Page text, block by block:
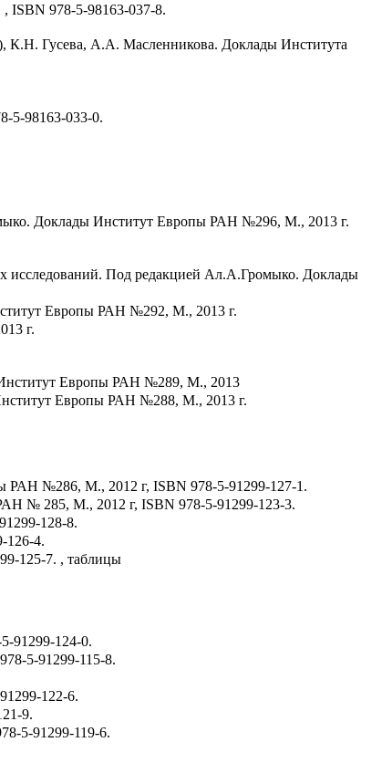
ISBN 978-5-98163-037-8.
К.Н. Гусева, А.А. Масленникова. Доклады Института
5-98163-033-0.
Доклады Институт Европы РАН №296, М., 2013 г.
исследований. Под редакцией Ал.А.Громыко. Доклады
Европы РАН №292, М., 2013 г.
г.
Институт Европы РАН №289, М., 2013
Европы РАН №288, М., 2013 г.
РАН №286, М., 2012 г, ISBN 978-5-91299-127-1.
№ 285, М., 2012 г, ISBN 978-5-91299-123-3.
128-8.
126-4.
125-7. , таблицы
91299-124-0.
5-91299-115-8.
122-6.
9.
5-91299-119-6.